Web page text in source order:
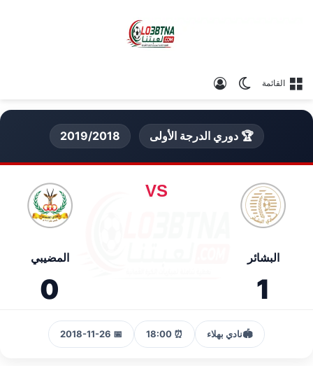
القائمة الوضع المظلم
🏆 دوري الدرجة الأولى 2019/2018
البشائر
1
VS
المضيبي
0
🏟️نادي بهلاء ⏰ 18:00
📅 2018-11-26